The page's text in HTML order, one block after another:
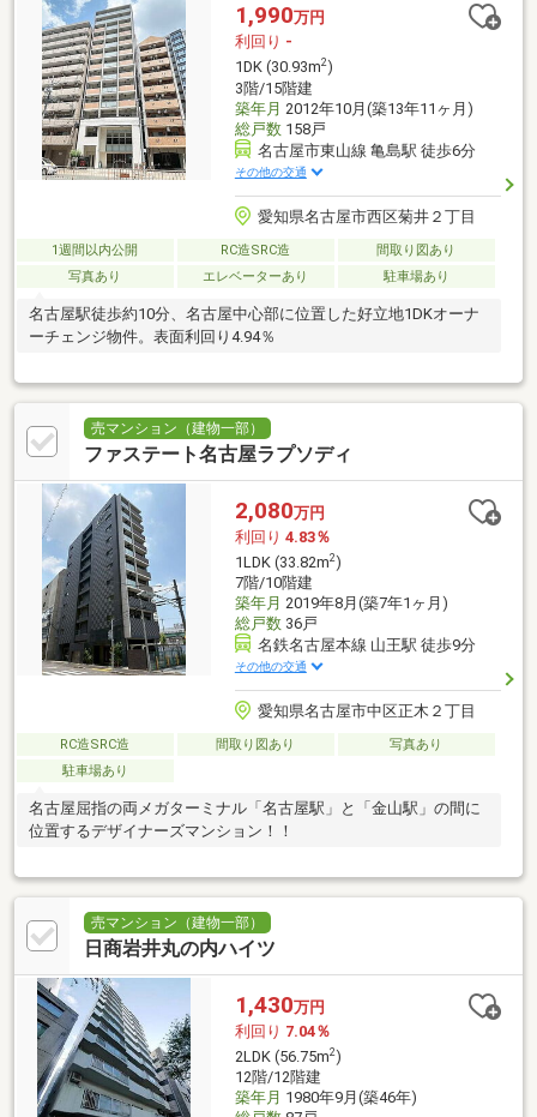
1,990万円
利回り -
1DK (30.93m2)
3階/15階建
築年月 2012年10月(築13年11ヶ月)
総戸数158戸
名古屋市東山線 亀島駅 徒歩6分
その他の交通
愛知県名古屋市西区菊井２丁目
1週間以内公開 RC造SRC造
間取り図あり
写真あり
エレベーターあり 駐車場あり
名古屋駅徒歩約10分、名古屋中心部に位置した好立地1DKオーナ
ーチェンジ物件。表面利回り4.94％
売マンション（建物一部）
ファステート名古屋ラプソディ
2,080万円
利回り 4.83％
1LDK (33.82m2)
7階/10階建
築年月 2019年8月(築7年1ヶ月)
総戸数36戸
名鉄名古屋本線 山王駅 徒歩9分
その他の交通
愛知県名古屋市中区正木２丁目
RC造SRC造 間取り図あり
写真あり
駐車場あり
名古屋屈指の両メガターミナル「名古屋駅」と「金山駅」の間に
位置するデザイナーズマンション！！
売マンション（建物一部）
日商岩井丸の内ハイツ
1,430万円
利回り 7.04％
2LDK (56.75m2)
12階/12階建
築年月 1980年9月(築46年)